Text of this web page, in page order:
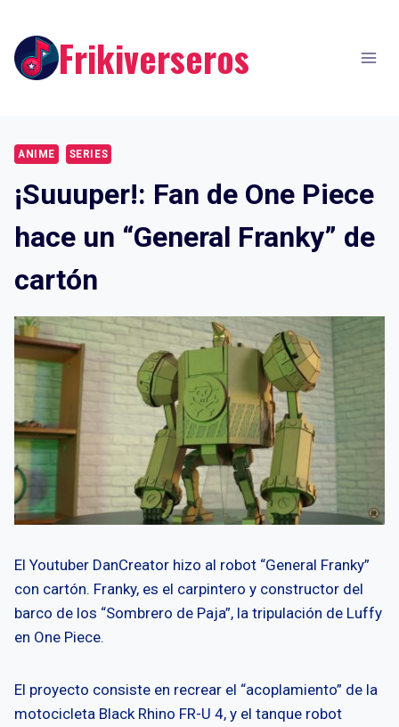
content Frikiverseros
ANIME SERIES
¡Suuuper!: Fan de One Piece
hace un “General Franky” de
cartón
El Youtuber DanCreator hizo al robot “General Franky”
con cartón. Franky, es el carpintero y constructor del
barco de los “Sombrero de Paja”, la tripulación de Luffy
en One Piece.
El proyecto consiste en recrear el “acoplamiento” de la
motocicleta Black Rhino FR-U 4, y el tanque robot